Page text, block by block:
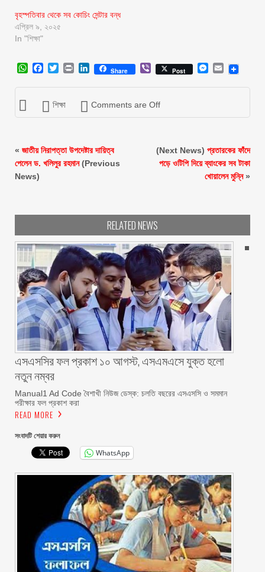
বৃহস্পতিবার থেকে সব কোচিং সেন্টার বন্ধ
এপ্রিল ৯, ২০২৫
In "শিক্ষা"
WhatsApp
Facebook
Twitter
Print LinkedIn
Share ViberPost Messenger
Email
শিক্ষা Comments are Off
« জাতীয় নিরাপত্তা উপদেষ্টার দায়িত্ব
পেলেন ড. খলিলুর রহমান(Previous
News)
(Next News) প্রতারকের ফাঁদে
পড়ে ওটিপি দিয়ে ব্যাংকের সব টাকা
খোয়ালেন মুন্নি»
RELATED NEWS
এসএসসির ফল প্রকাশ ১০ আগস্ট, এসএমএসে যুক্ত হলো
নতুন নম্বর
Manual1 Ad Code বৈশাখী নিউজ ডেস্ক: চলতি বছরের এসএসসি ও সমমান
পরীক্ষার ফল প্রকাশ করা
READ MORE
সংবাদটি শেয়ার করুন
WhatsApp